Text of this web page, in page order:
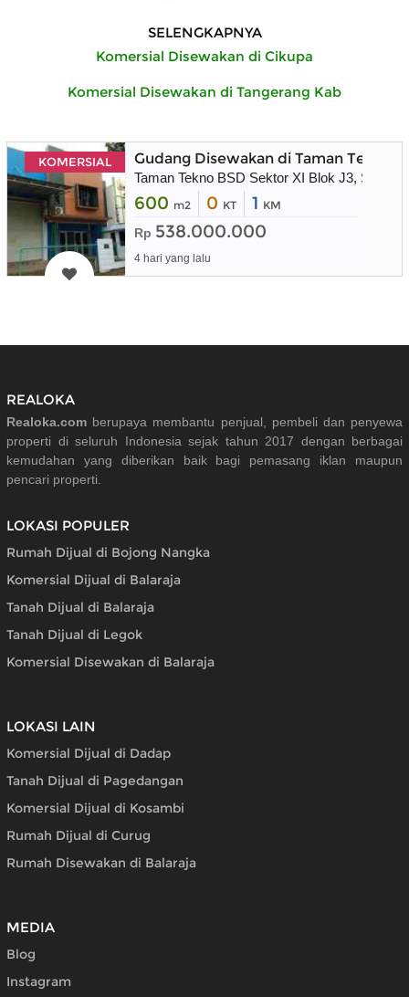
SELENGKAPNYA
Komersial Disewakan di Cikupa
Komersial Disewakan di Tangerang Kab
KOMERSIAL Gudang Disewakan di Taman Tekno
Taman Tekno BSD Sektor XI Blok J3, Setu,
600 m2 0 KT 1 KM
Rp 538.000.000
4 hari yang lalu
REALOKA
Realoka.com berupaya membantu penjual, pembeli dan penyewa
properti di seluruh Indonesia sejak tahun 2017 dengan berbagai
kemudahan yang diberikan baik bagi pemasang iklan maupun
pencari properti.
LOKASI POPULER
Rumah Dijual di Bojong Nangka
Komersial Dijual di Balaraja
Tanah Dijual di Balaraja
Tanah Dijual di Legok
Komersial Disewakan di Balaraja
LOKASI LAIN
Komersial Dijual di Dadap
Tanah Dijual di Pagedangan
Komersial Dijual di Kosambi
Rumah Dijual di Curug
Rumah Disewakan di Balaraja
MEDIA
Blog
Instagram